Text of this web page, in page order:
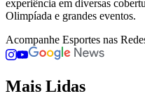
experiência em diversas
Olimpíada e grandes eventos.
Acompanhe Esportes nas
Mais Lidas